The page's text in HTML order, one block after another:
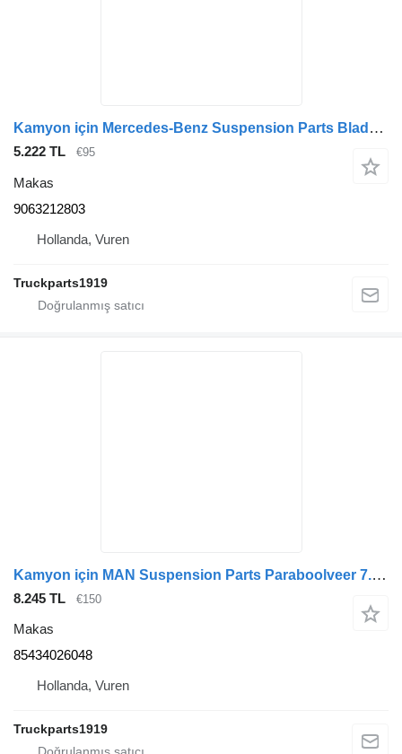
Kamyon için Mercedes-Benz Suspension Parts Bladveer Mercedes Sprinter 9063212803 makas
5.222 TL €95
Makas
9063212803
Hollanda, Vuren
Truckparts1919
Kamyon için MAN Suspension Parts Paraboolveer 7.5T TGM 85434026048 makas
8.245 TL €150
Makas
85434026048
Hollanda, Vuren
Truckparts1919